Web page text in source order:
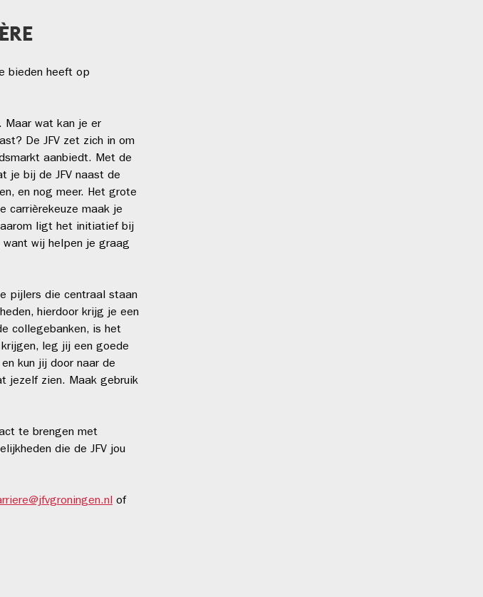
bieden heeft op
Maar wat kan je er
De JFV zet zich in om
aanbiedt. Met de
je bij de JFV naast de
en nog meer. Het grote
carrièrekeuze maak je
ligt het initiatief bij
wij helpen je graag
pijlers die centraal staan
hierdoor krijg je een
collegebanken, is het
leg jij een goede
kun jij door naar de
jezelf zien. Maak gebruik
te brengen met
die de JFV jou
of